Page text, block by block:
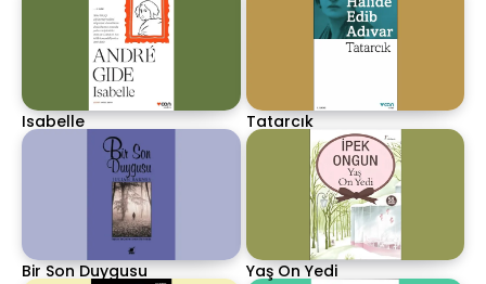
Isabelle Tatarcık
Bir Son Duygusu Yaş On Yedi